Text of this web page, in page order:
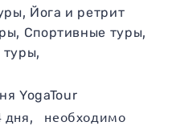
, Йога и ретрит
, Спортивные туры,
туры,
YogaTour
дня, необходимо